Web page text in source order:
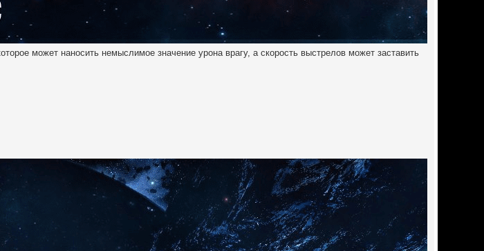
может наносить немыслимое значение урона врагу, а скорость выстрелов может заставить